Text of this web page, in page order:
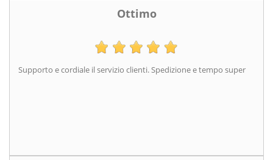
Ottimo
Supporto e cordiale il servizio clienti. Spedizione e tempo super